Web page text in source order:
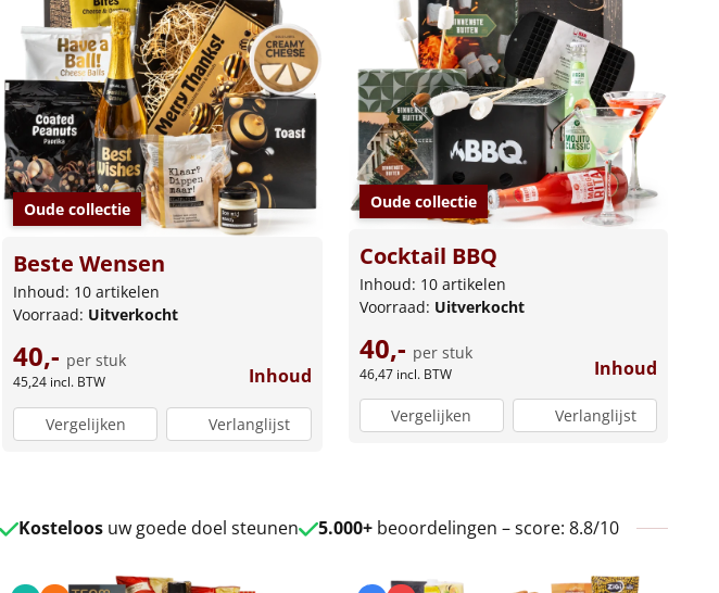
Oude collectie
Beste Wensen
Inhoud: 10 artikelen
Voorraad: Uitverkocht
40,- per stuk
45,24 incl. BTW Inhoud
Vergelijken Verlanglijst
Oude collectie
Cocktail BBQ
Inhoud: 10 artikelen
Voorraad: Uitverkocht
40,- per stuk
46,47 incl. BTW Inhoud
Vergelijken Verlanglijst
Kosteloosuw goede doel steunen 5.000+beoordelingen – score: 8.8/10